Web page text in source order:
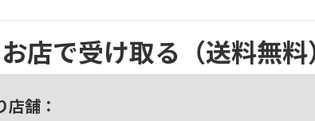
お店で受け取る （送料無料
店舗：